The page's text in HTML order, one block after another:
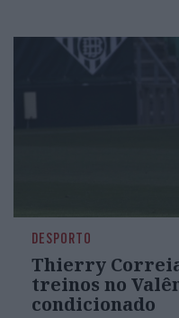
DESPORTO
Thierry
treinos no
condicionado